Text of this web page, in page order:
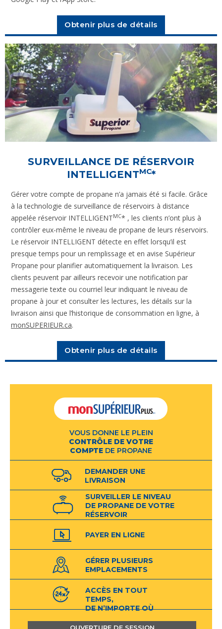
Obtenir plus de détails
SURVEILLANCE DE RÉSERVOIR
INTELLIGENTMC*
Gérer votre compte de propane n’a jamais été si facile. Grâce
à la technologie de surveillance de réservoirs à distance
appelée réservoir INTELLIGENTMC* , les clients n’ont plus à
contrôler eux-même le niveau de propane de leurs réservoirs.
Le réservoir INTELLIGENT détecte en effet lorsqu’il est
presque temps pour un remplissage et en avise Supérieur
Propane pour planifier automatiquement la livraison. Les
clients peuvent par ailleurs recevoir une notification par
messagerie texte ou courriel leur indiquant le niveau de
propane à jour et consulter les lectures, les détails sur la
livraison ainsi que l’historique de consommation en ligne, à
monSUPERIEUR.ca.
Obtenir plus de détails
VOUS DONNE LE PLEIN
CONTRÔLE DE VOTRE
COMPTE DE PROPANE
DEMANDER UNE
LIVRAISON
SURVEILLER LE NIVEAU
DE PROPANE DE VOTRE
RÉSERVOIR
PAYER EN LIGNE
GÉRER PLUSIEURS
EMPLACEMENTS
ACCÈS EN TOUT
TEMPS,
DE N’IMPORTE OÙ
OUVERTURE DE SESSION